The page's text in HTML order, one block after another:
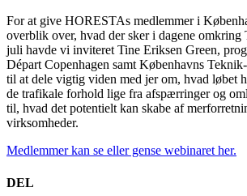
For at give HORESTAs medlemmer i
overblik over, hvad der sker i dagene omkring
juli havde vi inviteret Tine Eriksen Green,
Départ Copenhagen samt Københavns
til at dele vigtig viden med jer om, hvad løbet
de trafikale forhold lige fra afspærringer og
til, hvad det potentielt kan skabe af
virksomheder.
Medlemmer kan se eller gense webinaret her.
DEL